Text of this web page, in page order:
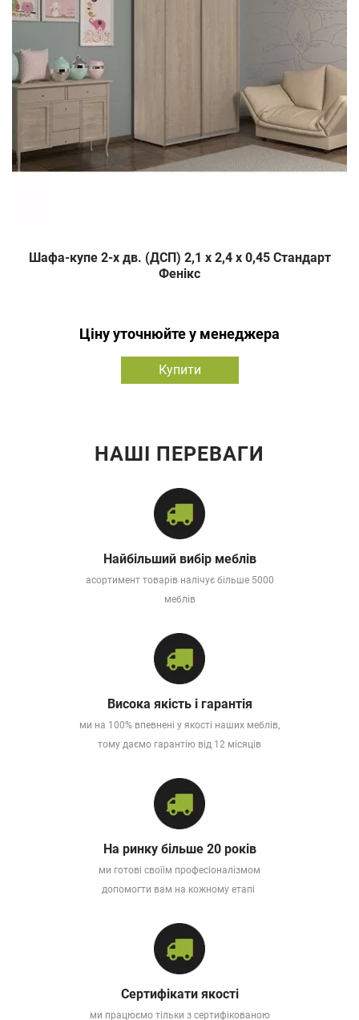
Шафа-купе 2-х дв. (ДСП) 2,1 х 2,4 х 0,45 Стандарт
Фенікс
Ціну уточнюйте у менеджера
Купити
НАШІ ПЕРЕВАГИ
Найбільший вибір меблів
асортимент товарів налічує більше 5000
меблів
Висока якість і гарантія
ми на 100% впевнені у якості наших меблів,
тому даємо гарантію від 12 місяців
На ринку більше 20 років
ми готові своїім професіоналізмом
допомогти вам на кожному етапі
Сертифікати якості
ми працюємо тільки з сертифікованою